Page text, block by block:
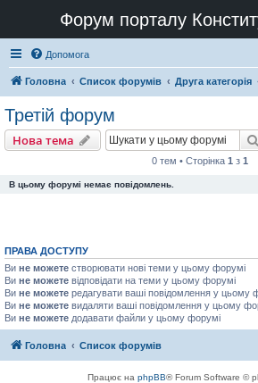
Форум порталу
Допомога
Головна Список форумів Друга категорія
Третій форум
Нова тема
0 тем • Сторінка 1 з 1
В цьому форумі немає повідомлень.
ПРАВА ДОСТУПУ
Ви не можете створювати нові теми у цьому форумі
Ви не можете відповідати на теми у цьому форумі
Ви не можете редагувати ваші повідомлення у цьому
Ви не можете видаляти ваші повідомлення у цьому
Ви не можете додавати файли у цьому форумі
Головна Список форумів
Працює на phpBB® Forum Software ©